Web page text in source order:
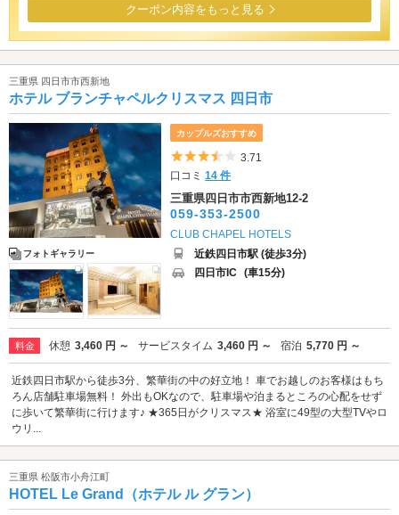
クーポン内容をもっと見る
三重県 四日市市西新地
ホテル ブランチャペルクリスマス 四日市
フォトギャラリー
カップルズおすすめ
5つ星のうち3.5
3.71
口コミ14 件
三重県四日市市西新地12-2
059-353-2500
CLUB CHAPEL HOTELS
近鉄四日市駅 (徒歩3分)
四日市IC (車15分)
料金 休憩 3,460 円 ～ サービスタイム 3,460 円 ～ 宿泊 5,770 円 ～
近鉄四日市駅から徒歩3分、繁華街の中の好立地！ 車でお越しのお客様はもち
ろん店舗駐車場無料！ 外出もOKなので、駐車場や泊まるところの心配をせず
に歩いて繁華街に行けます♪ ★365日がクリスマス★ 浴室に49型の大型TVやロ
ウリ...
三重県 松阪市小舟江町
HOTEL Le Grand（ホテル ル グラン）